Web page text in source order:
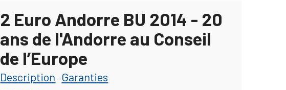
2 Euro Andorre BU 2014 - 20
ans de l'Andorre au Conseil
de l’Europe
Description - Garanties